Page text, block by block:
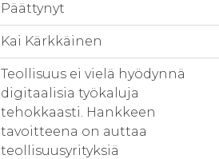
Päättynyt
Kai Kärkkäinen
Teollisuus ei vielä hyödynnä
digitaalisia työkaluja
tehokkaasti. Hankkeen
tavoitteena on auttaa
teollisuusyrityksiä